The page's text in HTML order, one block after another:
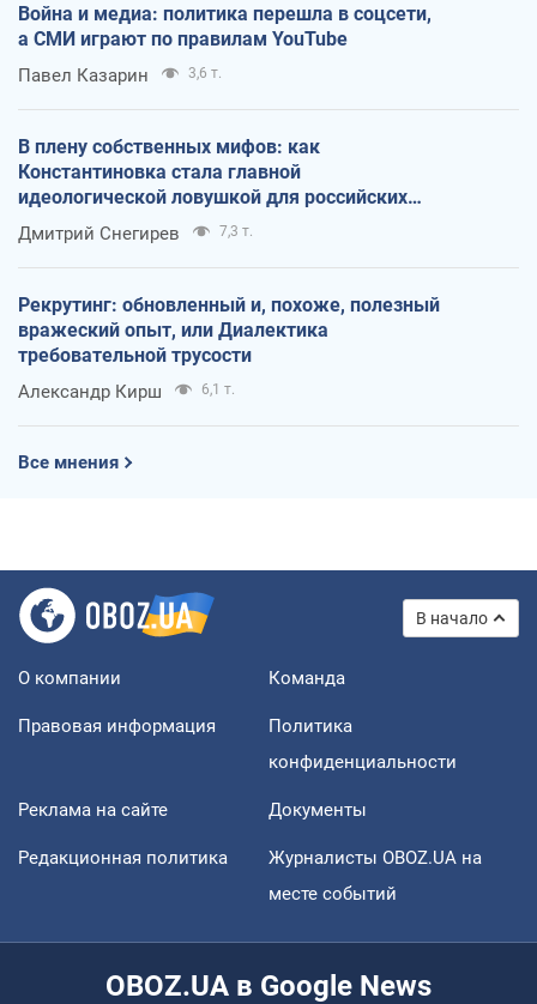
Война и медиа: политика перешла в соцсети,
а СМИ играют по правилам YouTube
Павел Казарин 3,6 т.
В плену собственных мифов: как
Константиновка стала главной
идеологической ловушкой для российских
оккупантов
Дмитрий Снегирев 7,3 т.
Рекрутинг: обновленный и, похоже, полезный
вражеский опыт, или Диалектика
требовательной трусости
Александр Кирш 6,1 т.
Все мнения
В начало
О компании Команда
Правовая информация
Политика
конфиденциальности
Реклама на сайте Документы
Редакционная политика
Журналисты OBOZ.UA на
месте событий
OBOZ.UA в Google News